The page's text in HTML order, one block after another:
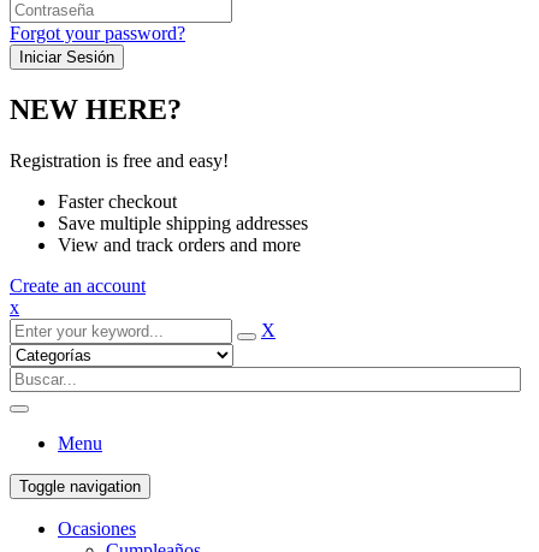
Forgot your password?
NEW HERE?
Registration is free and easy!
Faster checkout
Save multiple shipping addresses
View and track orders and more
Create an account
x
X
Menu
Toggle navigation
Ocasiones